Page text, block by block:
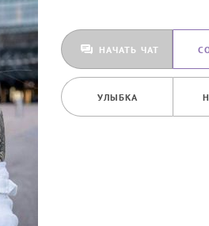
НАЧАТЬ ЧАТ
УЛЫБКА